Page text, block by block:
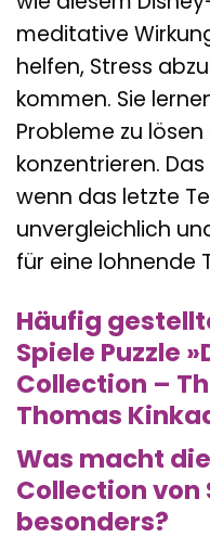
meditative
helfen, Stress
kommen. Sie
Probleme zu
konzentrieren.
wenn das letzte
unvergleichlich
für eine lohnende
Häufig
Spiele Puzzle
Collection –
Thomas
Was macht
Collection von
besonders?